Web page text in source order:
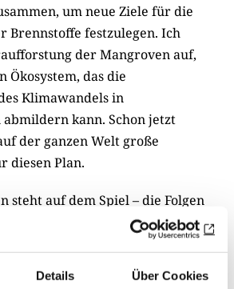
Details Über Cookies
um neue Ziele für die
Brennstoffe festzulegen. Ich
der Mangroven auf,
Ökosystem, das die
Klimawandels in
kann. Schon jetzt
der ganzen Welt große
diesen Plan.
steht auf dem Spiel – die Folgen
sind bereits zu
damit auch unsere Fähigkeit,
der Welt aus der Armut zu